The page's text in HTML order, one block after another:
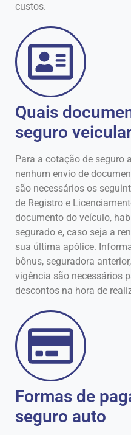
custos.
Quais
seguro
Para a cotação de seguro
nenhum envio de
são necessários os
de Registro e
documento do veículo,
segurado e, caso seja a
sua última apólice.
bônus, seguradora
vigência são necessários
descontos na hora de
Formas de
seguro auto